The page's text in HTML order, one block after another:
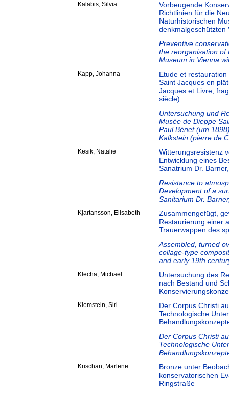
Kalabis, Silvia
Vorbeugende
Richtlinien für die
Naturhistorischen
denkmalgeschützten
Preventive
the reorganisation of
Museum in Vienna
Kapp, Johanna
Etude et
Saint Jacques en
Jacques et Livre,
siècle)
Untersuchung und
Musée de Dieppe
Paul Bénet (um
Kalkstein (pierre de
Kesik, Natalie
Witterungsresistenz
Entwicklung eines
Sanatrium Dr.
Resistance to
Development of a
Sanitarium Dr.
Kjartansson, Elisabeth
Zusammengefügt,
Restaurierung einer
Trauerwappen des
Assembled, turned
collage-type
and early 19th
Klecha, Michael
Untersuchung des
nach Bestand und
Klemstein, Siri
Der Corpus Christi
Technologische
Der Corpus Christi
Technologische
Krischan, Marlene
Bronze unter
konservatorischen
Ringstraße